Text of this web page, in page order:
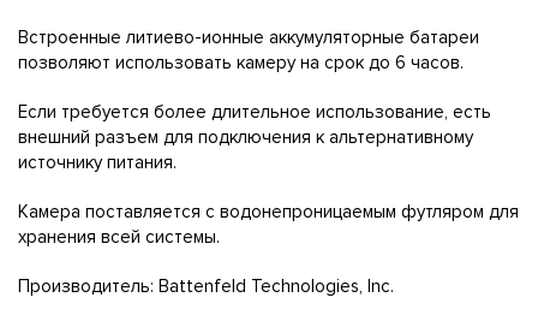
Встроенные литиево-ионные аккумуляторные батареи
позволяют использовать камеру на срок до 6 часов.
Если требуется более длительное использование, есть
внешний разъем для подключения к альтернативному
источнику питания.
Камера поставляется с водонепроницаемым футляром для
хранения всей системы.
Производитель: Battenfeld Technologies, Inc.